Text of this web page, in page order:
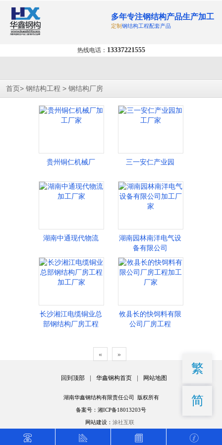
多年专注钢结构产品生产加工
定制钢结构工程配套产品
热线电话： 13337221555
首页> 钢结构工程 > 钢结构厂房
贵州铜仁机械厂 三一安仁产业园
湖南中通现代物流
湖南园林南洋电气设
备有限公司
长沙湘江电缆铜业总
部钢结构厂房工程
攸县长的快饲料有限
公司厂房工程
« »
回到顶部 | 华鑫钢构首页 | 网站地图
湖南华鑫钢结构有限责任公司 版权所有
备案号：湘ICP备18013203号
网站建设： 涂社互联
繁
简